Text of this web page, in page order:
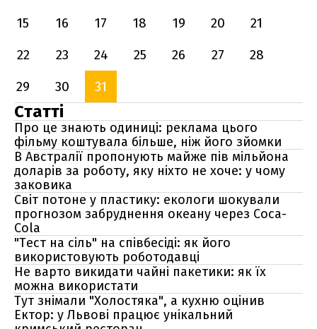
15
16 17 18 19 20
21
22
23 24 25 26 27
28
29
30 31
Статті
Про це знають одиниці: реклама цього
фільму коштувала більше, ніж його зйомки
В Австралії пропонують майже пів мільйона
доларів за роботу, яку ніхто не хоче: у чому
заковика
Світ потоне у пластику: екологи шокували
прогнозом забруднення океану через Coca-
Cola
"Тест на сіль" на співбесіді: як його
використовують роботодавці
Не варто викидати чайні пакетики: як їх
можна використати
Тут знімали "Холостяка", а кухню оцінив
Ектор: у Львові працює унікальний